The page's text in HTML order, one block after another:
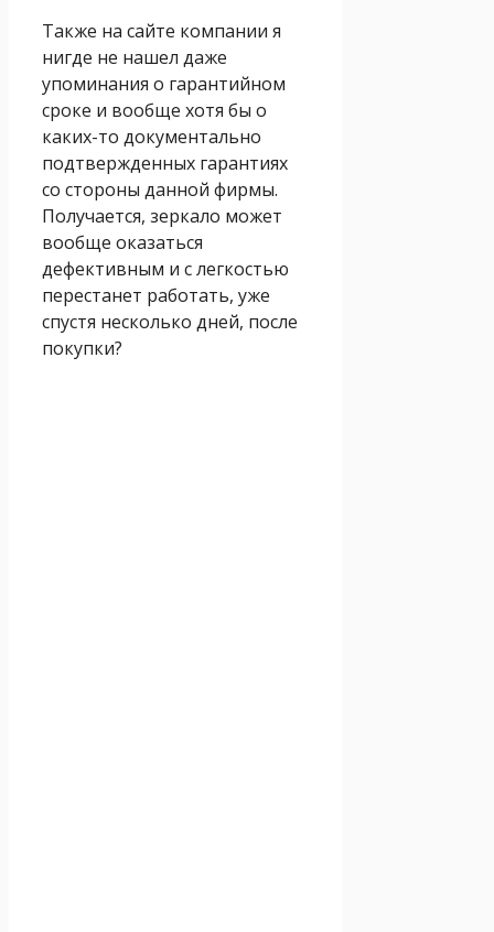
Также на сайте компании я
нигде не нашел даже
упоминания о гарантийном
сроке и вообще хотя бы о
каких-то документально
подтвержденных гарантиях
со стороны данной фирмы.
Получается, зеркало может
вообще оказаться
дефективным и с легкостью
перестанет работать, уже
спустя несколько дней, после
покупки?